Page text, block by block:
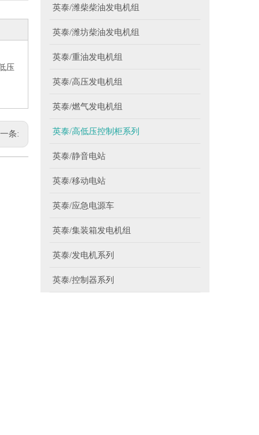
压
条:
英泰/潍柴柴油发电机组
英泰/潍坊柴油发电机组
英泰/重油发电机组
英泰/高压发电机组
英泰/燃气发电机组
英泰/高低压控制柜系列
英泰/静音电站
英泰/移动电站
英泰/应急电源车
英泰/集装箱发电机组
英泰/发电机系列
英泰/控制器系列